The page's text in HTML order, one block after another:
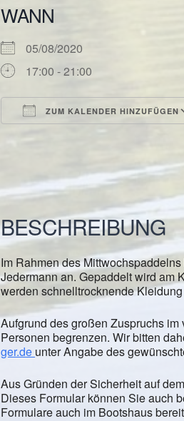
WANN
05/08/2020
17:00 - 21:00
ZUM KALENDER HINZUFÜGEN
ICS herunterladen
BESCHREIBUNG
Im Rahmen des
Jedermann an. Gepaddelt wird am
werden schnelltrocknende
Aufgrund des großen Zuspruchs
Personen begrenzen. Wir bitten
ger.de unter Angabe des
Aus Gründen der Sicherheit auf
Dieses Formular können Sie auch
Formulare auch im Bootshaus